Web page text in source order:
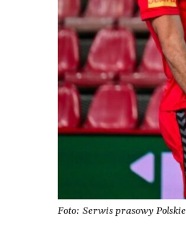
Foto: Serwis prasowy